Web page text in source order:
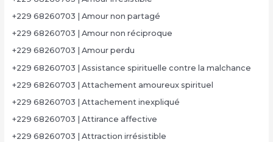
+229 68260703 | Amour non partagé
+229 68260703 | Amour non réciproque
+229 68260703 | Amour perdu
+229 68260703 | Assistance spirituelle contre la malchance
+229 68260703 | Attachement amoureux spirituel
+229 68260703 | Attachement inexpliqué
+229 68260703 | Attirance affective
+229 68260703 | Attraction irrésistible